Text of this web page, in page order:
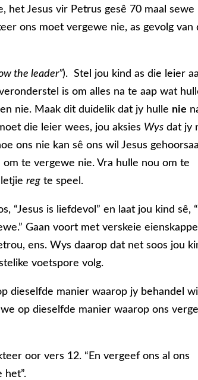
het Jesus vir Petrus gesê 70 maal sewe
ons moet vergewe nie, as gevolg van
the leader”). Stel jou kind as die leier
is om alles na te aap wat
nie. Maak dit duidelik dat jy hulle nie
die leier wees, jou aksies Wys dat jy
ons nie kan sê ons wil Jesus
te vergewe nie. Vra hulle nou om te
reg te speel.
“Jesus is liefdevol” en laat jou kind sê,
Gaan voort met verskeie eienskappe
ens. Wys daarop dat net soos jou
voetspore volg.
dieselfde manier waarop jy behandel wil
op dieselfde manier waarop ons
oor vers 12. “En vergeef ons al ons
het”.